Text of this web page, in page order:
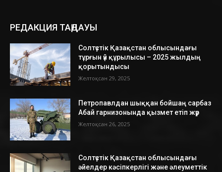
РЕДАКЦИЯ ТАҢДАУЫ
Солтүстік Қазақстан облысындағы
тұрғын үй құрылысы – 2025 жылдың
қорытындысы
Желтоқсан 29, 2025
Петропавлдан шыққан бойшаң сарбаз
Абай гарнизонында қызмет етіп жүр
Желтоқсан 26, 2025
Солтүстік Қазақстан облысындағы
әйелдер кәсіпкерлігі және әлеуметтік